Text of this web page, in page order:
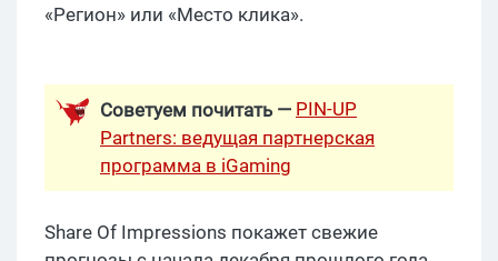
«Регион» или «Местo клика».
Советуем почитать — PIN-UP
Partners: ведущая партнерская
программа в iGaming
Share Of Impressions покажет свежие